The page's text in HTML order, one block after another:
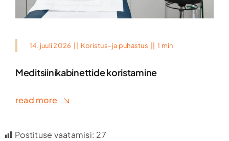
14. juuli 2026 Koristus- ja puhastus 1 min
Meditsiinikabinettide koristamine
read more
Postituse vaatamisi: 27